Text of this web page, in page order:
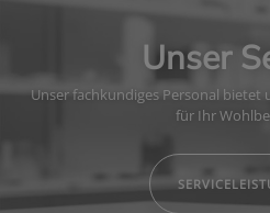
Unser
Unser fachkundiges Personal bietet
für Ihr